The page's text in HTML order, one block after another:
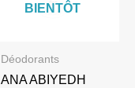
BIENTÔT
Déodorants
ANA ABIYEDH